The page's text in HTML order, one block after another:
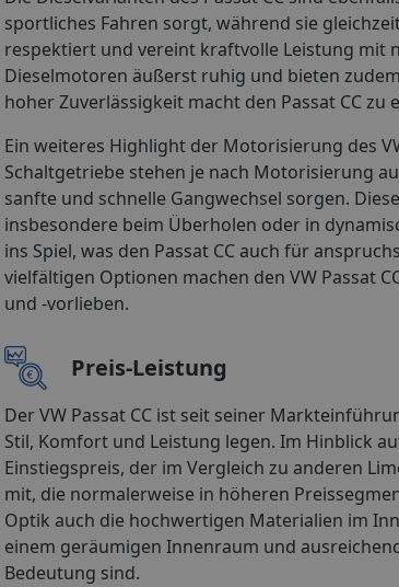
sportliches Fahren sorgt, während sie
respektiert und vereint kraftvolle Leistung mit
Dieselmotoren äußerst ruhig und bieten
hoher Zuverlässigkeit macht den Passat CC
Ein weiteres Highlight der Motorisierung des
Schaltgetriebe stehen je nach Motorisierung
sanfte und schnelle Gangwechsel sorgen.
insbesondere beim Überholen oder in
ins Spiel, was den Passat CC auch für
vielfältigen Optionen machen den VW Passat
und -vorlieben.
Preis-Leistung
Der VW Passat CC ist seit seiner
Stil, Komfort und Leistung legen. Im Hinblick
Einstiegspreis, der im Vergleich zu anderen
mit, die normalerweise in höheren
Optik auch die hochwertigen Materialien im
einem geräumigen Innenraum und
Bedeutung sind.